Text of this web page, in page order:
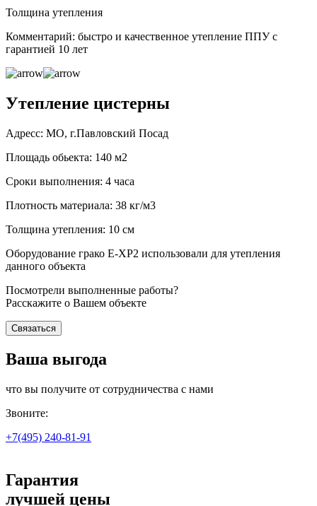
Толщина утепления
Комментарий: быстро и качественное утепление ППУ с
гарантией 10 лет
Утепление цистерны
Адресс: МО, г.Павловский Посад
Площадь обьекта: 140 м2
Сроки выполнения: 4 часа
Плотность материала: 38 кг/м3
Толщина утепления: 10 см
Оборудование грако Е-ХР2 использовали для утепления
данного объекта
Посмотрели выполненные работы?
Расскажите о Вашем объекте
Связаться
Ваша выгода
что вы получите от сотрудничества с нами
Звоните:
+7(495) 240-81-91
Гарантия
лучшей цены